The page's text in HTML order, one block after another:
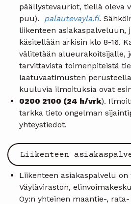
päällystevauriot, tiellä oleva
puu).
palautevayla.fi.
liikenteen asiakaspalveluun,
käsitellään arkisin klo 8-16.
välitetään alueurakoitsijalle,
tarvittavista toimenpiteistä
laatuvaatimusten
kuuluvia ilmoituksia ovat
0200 2100 (24 h/vrk).
tarkka tieto ongelman
yhteystiedot.
Liikenteen
Liikenteen asiakaspalvelu
Väyläviraston,
Oy:n yhteinen maantie-,